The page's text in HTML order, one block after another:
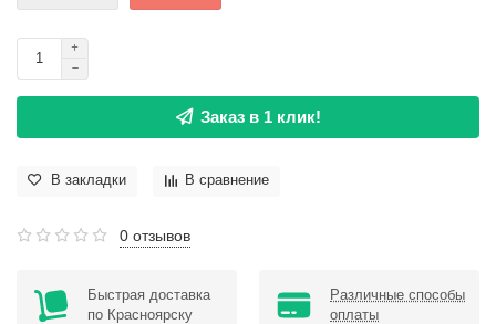
Заказ в 1 клик!
В закладки В сравнение
0 отзывов
Быстрая доставка
по Красноярску
Различные способы
оплаты